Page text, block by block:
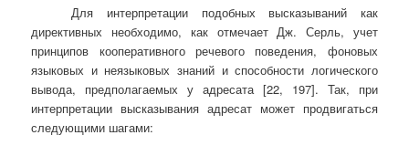
Для интерпретации подобных высказываний как
директивных необходимо, как отмечает Дж. Серль, учет
принципов кооперативного речевого поведения, фоновых
языковых и неязыковых знаний и способности логического
вывода, предполагаемых у адресата [22, 197]. Так, при
интерпретации высказывания адресат может продвигаться
следующими шагами: